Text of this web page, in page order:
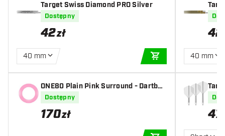
Target Swiss Diamond PRO Silver
Dostępny
42zł
40 mm
DODAJ DO
ONE80 Plain Pink Surround - Dartboa
rd Surround
Dostępny
170zł
42
40 mm
47